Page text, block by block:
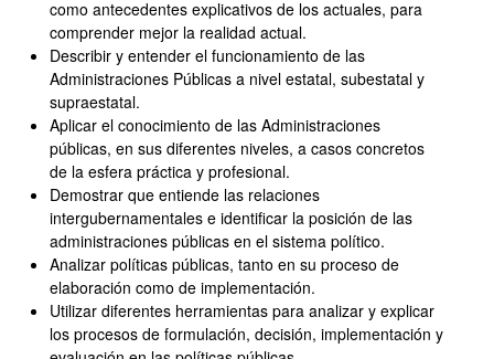
como antecedentes explicativos de los actuales, para
comprender mejor la realidad actual.
Describir y entender el funcionamiento de las
Administraciones Públicas a nivel estatal, subestatal y
supraestatal.
Aplicar el conocimiento de las Administraciones
públicas, en sus diferentes niveles, a casos concretos
de la esfera práctica y profesional.
Demostrar que entiende las relaciones
intergubernamentales e identificar la posición de las
administraciones públicas en el sistema político.
Analizar políticas públicas, tanto en su proceso de
elaboración como de implementación.
Utilizar diferentes herramientas para analizar y explicar
los procesos de formulación, decisión, implementación y